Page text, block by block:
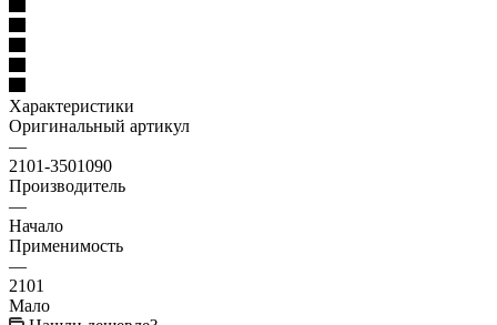
Характеристики
Оригинальный артикул
—
2101-3501090
Производитель
—
Начало
Применимость
—
2101
Мало